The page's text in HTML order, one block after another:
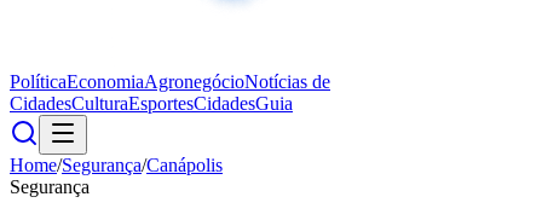
PolíticaEconomiaAgronegócioNotícias de
CidadesCulturaEsportesCidadesGuia
Home/Segurança/Canápolis
Segurança